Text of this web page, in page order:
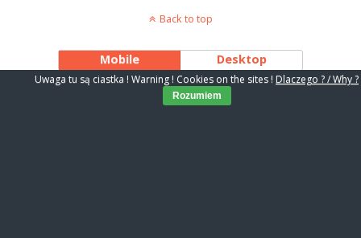
Back to top
Mobile Desktop
Uwaga tu są ciastka ! Warning ! Cookies on the sites ! Dlaczego ? / Why ?
Rozumiem